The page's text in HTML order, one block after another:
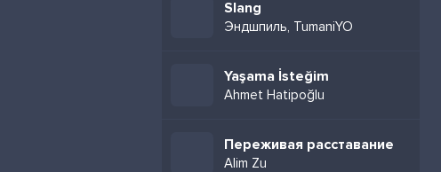
Slang
Эндшпиль, TumaniYO
Yaşama İsteğim
Ahmet Hatipoğlu
Переживая расставание
Alim Zu